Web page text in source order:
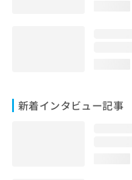
新着インタビュー記事